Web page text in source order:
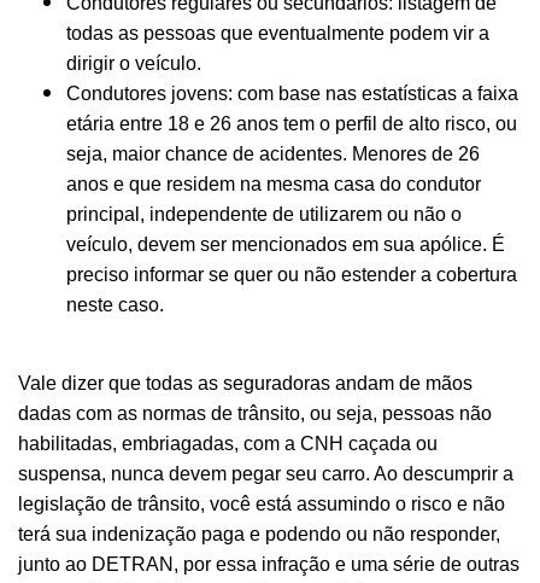
todas as pessoas que eventualmente podem vir a
dirigir o veículo.
Condutores jovens: com base nas estatísticas a faixa
etária entre 18 e 26 anos tem o perfil de alto risco, ou
seja, maior chance de acidentes. Menores de 26
anos e que residem na mesma casa do condutor
principal, independente de utilizarem ou não o
veículo, devem ser mencionados em sua apólice. É
preciso informar se quer ou não estender a cobertura
neste caso.
Vale dizer que todas as seguradoras andam de mãos
dadas com as normas de trânsito, ou seja, pessoas não
habilitadas, embriagadas, com a CNH caçada ou
suspensa, nunca devem pegar seu carro. Ao descumprir a
legislação de trânsito, você está assumindo o risco e não
terá sua indenização paga e podendo ou não responder,
junto ao DETRAN, por essa infração e uma série de outras